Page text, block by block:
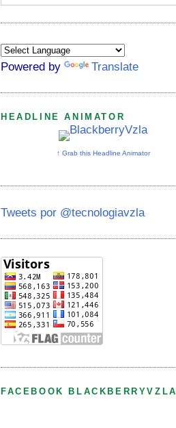
Powered by Translate
HEADLINE ANIMATOR
↑ Grab this Headline Animator
Tweets por @tecnologiavzla
FACEBOOK BLACKBERRYVZLA